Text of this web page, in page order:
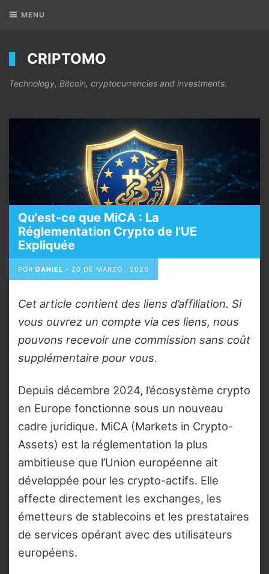
MENU
CRIPTOMO
Technology, Bitcoin, cryptocurrencies and investments.
Qu'est-ce que MiCA : La
Réglementation Crypto de l'UE
Expliquée
POR DANIEL - 20 DE MARZO , 2026
Cet article contient des liens d’affiliation. Si
vous ouvrez un compte via ces liens, nous
pouvons recevoir une commission sans coût
supplémentaire pour vous.
Depuis décembre 2024, l’écosystème crypto
en Europe fonctionne sous un nouveau
cadre juridique. MiCA (Markets in Crypto-
Assets) est la réglementation la plus
ambitieuse que l’Union européenne ait
développée pour les crypto-actifs. Elle
affecte directement les exchanges, les
émetteurs de stablecoins et les prestataires
de services opérant avec des utilisateurs
européens.